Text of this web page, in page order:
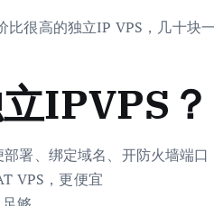
很高的独立IP VPS，几十块
IPVPS？
署、绑定域名、开防火墙端口
VPS，更便宜